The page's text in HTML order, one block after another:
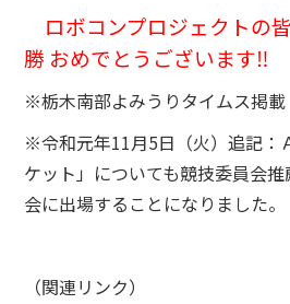
ロボコンプロジェクトの
勝 おめでとうございます‼
※栃木南部よみうりタイムス掲
※令和元年11月5日（火）追記：
ケット」についても競技委員会
会に出場することになりました。
（関連リンク）